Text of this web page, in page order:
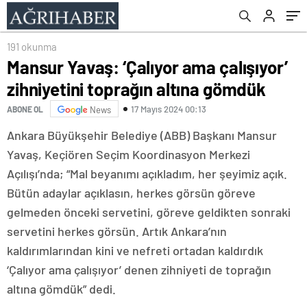
191 okunma
Mansur Yavaş: ‘Çalıyor ama çalışıyor’
zihniyetini toprağın altına gömdük
ABONE OL News 17 Mayıs 2024 00:13
Ankara Büyükşehir Belediye (ABB) Başkanı Mansur
Yavaş, Keçiören Seçim Koordinasyon Merkezi
Açılışı’nda; “Mal beyanımı açıkladım, her şeyimiz açık.
Bütün adaylar açıklasın, herkes görsün göreve
gelmeden önceki servetini, göreve geldikten sonraki
servetini herkes görsün. Artık Ankara’nın
kaldırımlarından kini ve nefreti ortadan kaldırdık
‘Çalıyor ama çalışıyor’ denen zihniyeti de toprağın
altına gömdük” dedi.